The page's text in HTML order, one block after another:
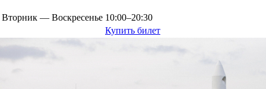
Вторник — Воскресенье 10:00–20:30
Купить билет